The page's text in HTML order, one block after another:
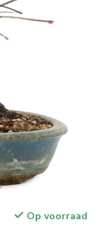
Op voorraad